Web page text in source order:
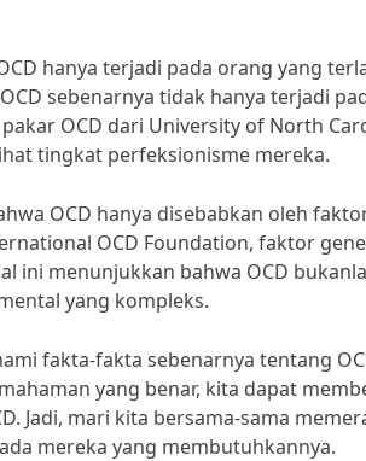
hanya terjadi pada orang yang
sebenarnya tidak hanya terjadi
OCD dari University of North
tingkat perfeksionisme mereka.
OCD hanya disebabkan oleh
OCD Foundation, faktor
ini menunjukkan bahwa OCD
yang kompleks.
fakta-fakta sebenarnya tentang
yang benar, kita dapat
Jadi, mari kita bersama-sama
mereka yang membutuhkannya.